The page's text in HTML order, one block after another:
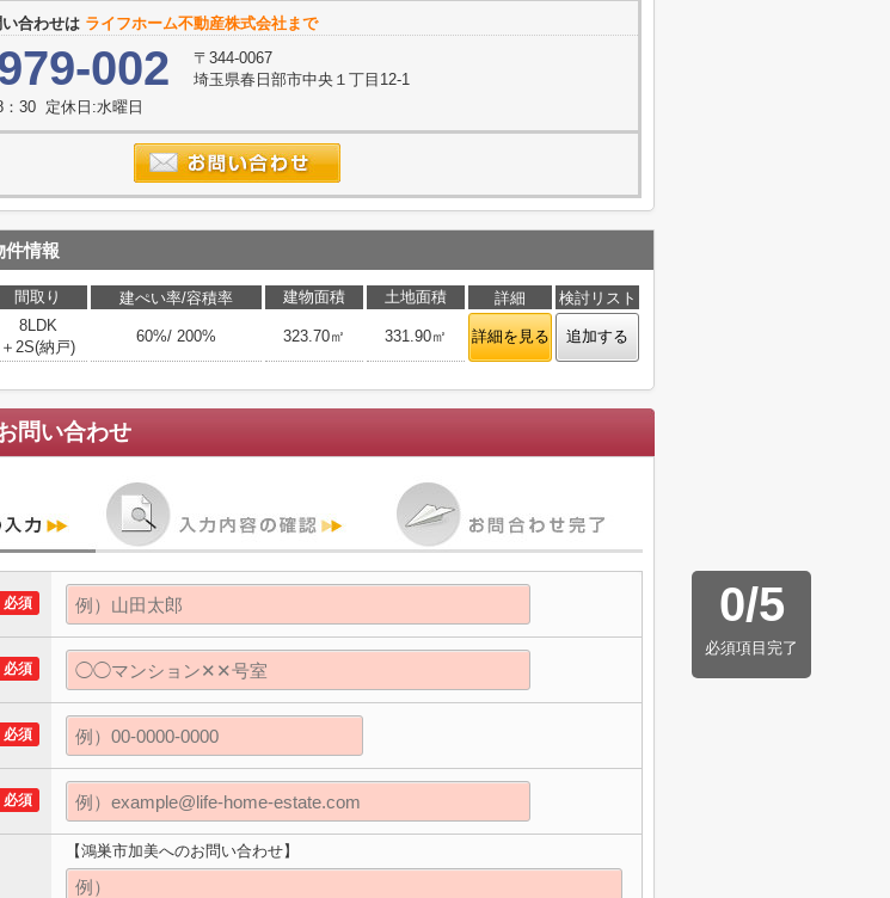
合わせは ライフホーム不動産株式会社まで
002
〒344-0067
埼玉県春日部市中央１丁目12-1
：30 定休日:水曜日
件情報
間取り 建ぺい率/容積率 建物面積 土地面積 詳細 検討リスト
8LDK
＋2S(納戸)
60%/ 200% 323.70㎡ 331.90㎡ 詳細を見る 追加する
問い合わせ
0/5
必須項目完了
必須
必須
必須
必須
【鴻巣市加美へのお問い合わせ】